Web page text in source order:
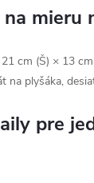
mieru
cm (Š) × 13
na plyšáka,
pre